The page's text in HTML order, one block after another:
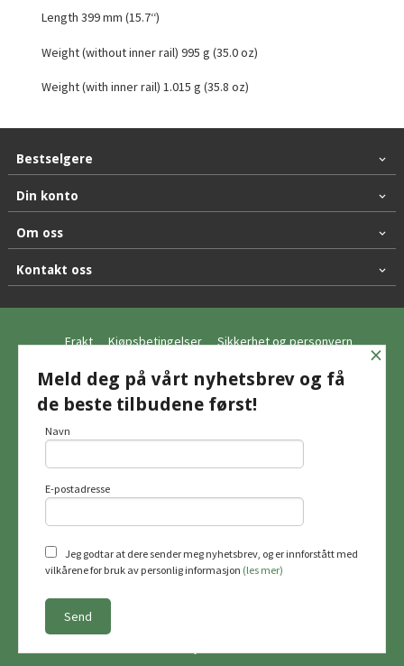
Length 399 mm (15.7‘‘)
Weight (without inner rail) 995 g (35.0 oz)
Weight (with inner rail) 1.015 g (35.8 oz)
Bestselgere
Din konto
Om oss
Kontakt oss
Frakt Kjøpsbetingelser Sikkerhet og personvern
Nyhetsbrev
© Hagemo Jakt og Friluft AS
Vår nettbutikk bruker cookies slik at du
hovedsaklig til å lagre
innloggingsdetaljer og huske hva du
bruke siden som normalt om du godtar
×
Meld deg på vårt nyhetsbrev og få
de beste tilbudene først!
Navn
E-postadresse
Jeg godtar at dere sender meg nyhetsbrev, og er innforstått med
vilkårene for bruk av personlig informasjon (les mer)